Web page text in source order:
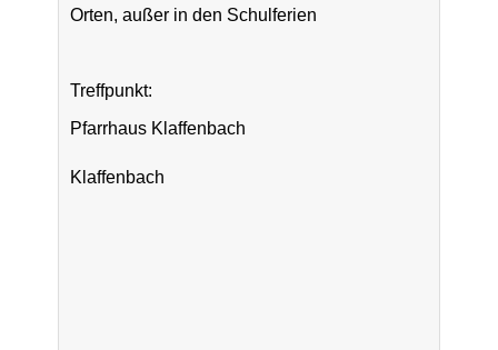
Orten, außer in den Schulferien
Treffpunkt:
Pfarrhaus Klaffenbach
Klaffenbach